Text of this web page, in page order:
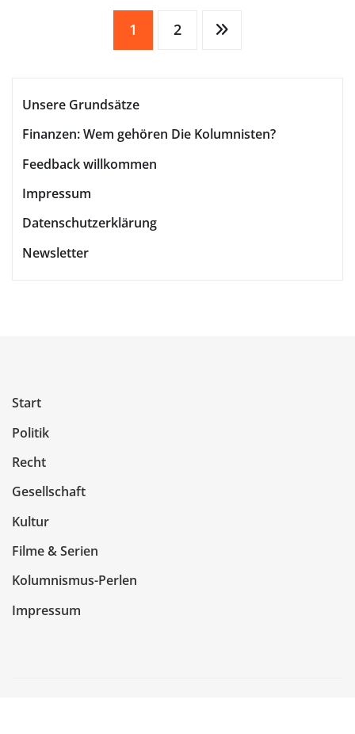
Seitennummerierung
Beiträge
1 2
Unsere Grundsätze
Finanzen: Wem gehören Die Kolumnisten?
Feedback willkommen
Impressum
Datenschutzerklärung
Newsletter
Start
Politik
Recht
Gesellschaft
Kultur
Filme & Serien
Kolumnismus-Perlen
Impressum